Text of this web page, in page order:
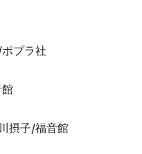
プラ社
館
摂子/福音館